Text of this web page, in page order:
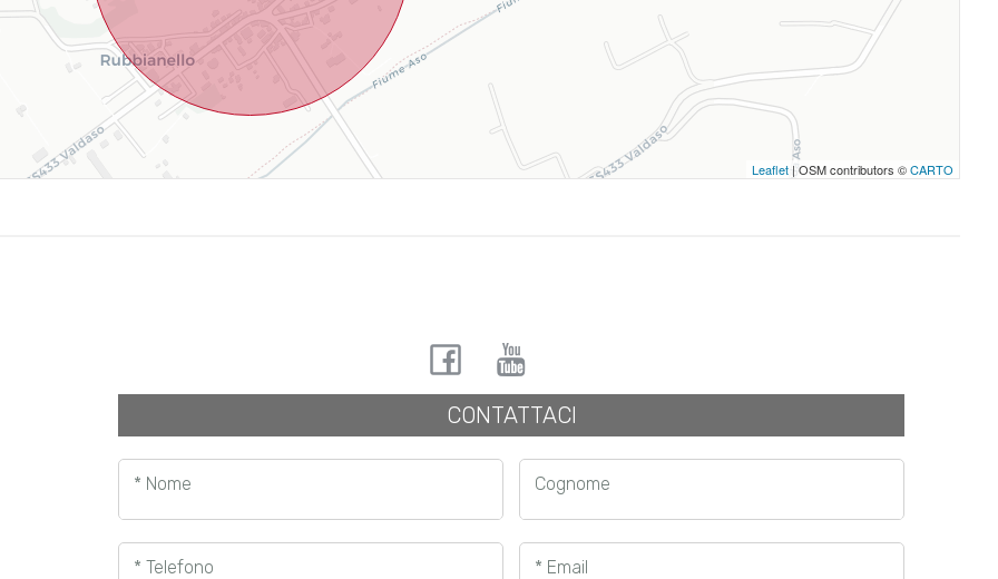
Leaflet | OSM contributors ©CARTO
CONTATTACI
* Nome Cognome
* Telefono * Email